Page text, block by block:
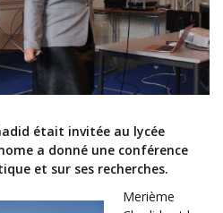
était invitée au lycée
a donné une conférence
et sur ses recherches.
Merième